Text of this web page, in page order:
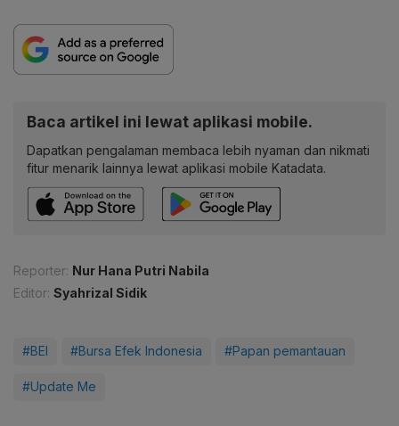
Baca artikel ini lewat aplikasi mobile.
Dapatkan pengalaman membaca lebih nyaman dan nikmati
fitur menarik lainnya lewat aplikasi mobile Katadata.
Reporter: Nur Hana Putri Nabila
Editor: Syahrizal Sidik
#BEI #Bursa Efek Indonesia #Papan pemantauan
#Update Me